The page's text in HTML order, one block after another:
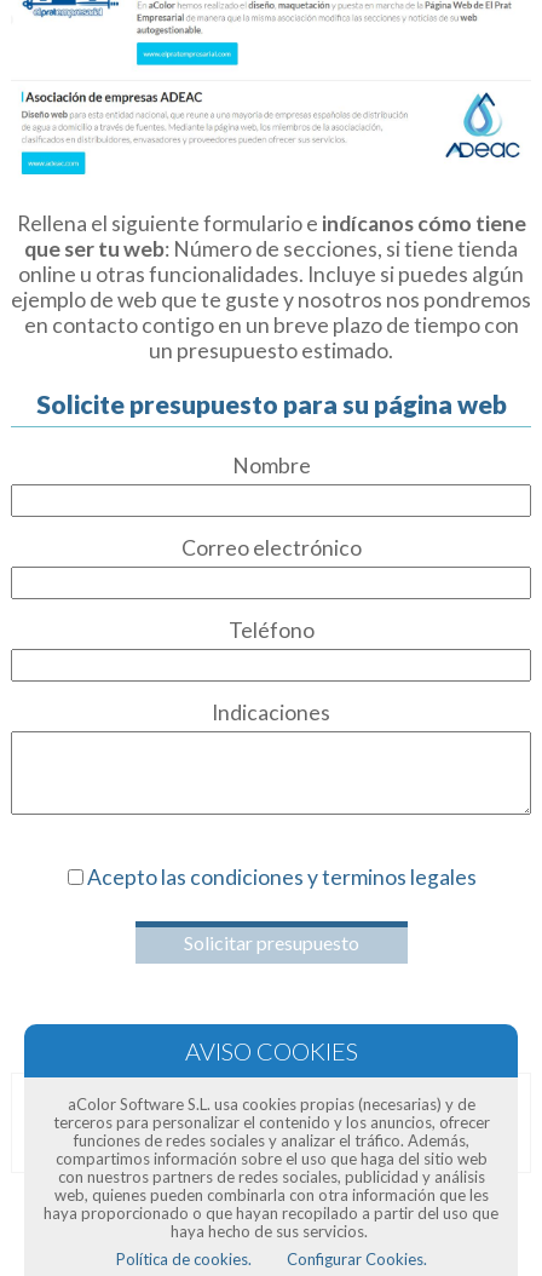
Rellena el siguiente formulario e indícanos cómo tiene
que ser tu web: Número de secciones, si tiene tienda
online u otras funcionalidades. Incluye si puedes algún
ejemplo de web que te guste y nosotros nos pondremos
en contacto contigo en un breve plazo de tiempo con
un presupuesto estimado.
Solicite presupuesto para su página web
Nombre
Correo electrónico
Teléfono
Indicaciones
Acepto las condiciones y terminos legales
Solicitar presupuesto
Opiniones de clientes
aColor Software S.L. usa cookies propias (necesarias) y de
terceros para personalizar el contenido y los anuncios, ofrecer
funciones de redes sociales y analizar el tráfico. Además,
compartimos información sobre el uso que haga del sitio web
con nuestros partners de redes sociales, publicidad y análisis
web, quienes pueden combinarla con otra información que les
haya proporcionado o que hayan recopilado a partir del uso que
haya hecho de sus servicios.
Política de cookies.
Configurar Cookies.